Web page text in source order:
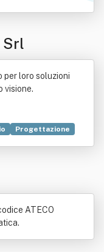
Srl
per loro soluzioni
visione.
Progettazione
ATECO